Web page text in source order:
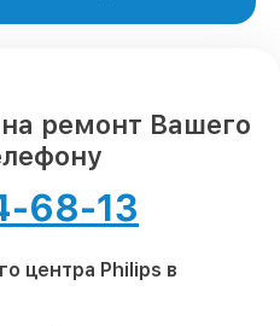
ремонт Вашего
68-13
центра Philips в